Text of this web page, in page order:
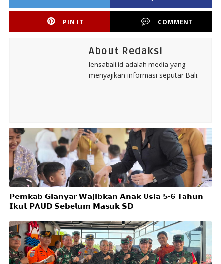
PIN IT COMMENT
About Redaksi
lensabali.id adalah media yang
menyajikan informasi seputar Bali.
𝗣𝗲𝗺𝗸𝗮𝗯 𝗚𝗶𝗮𝗻𝘆𝗮𝗿 𝗪𝗮𝗷𝗶𝗯𝗸𝗮𝗻 𝗔𝗻𝗮𝗸 𝗨𝘀𝗶𝗮 𝟱-𝟲 𝗧𝗮𝗵𝘂𝗻
𝗜𝗸𝘂𝘁 𝗣𝗔𝗨𝗗 𝗦𝗲𝗯𝗲𝗹𝘂𝗺 𝗠𝗮𝘀𝘂𝗸 𝗦𝗗